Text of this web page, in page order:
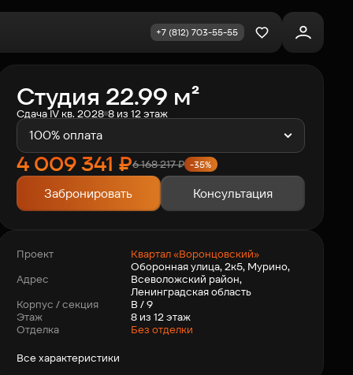
+7 (812) 703-55-55
Студия 22.99 м²
Сдача IV кв. 2028 8 из 12 этаж
100% оплата
4 009 341 ₽6 168 217₽ -35%
Забронировать Консультация
Проект
Квартал «Воронцовский»
Адрес
Оборонная улица, 2к5, Мурино,
Всеволожский район,
Ленинградская область
Корпус / секция
В / 9
Этаж
8 из 12 этаж
Отделка
Без отделки
Все характеристики